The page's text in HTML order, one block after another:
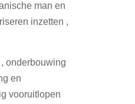
man en
inzetten ,
onderbouwing
en
vooruitlopen